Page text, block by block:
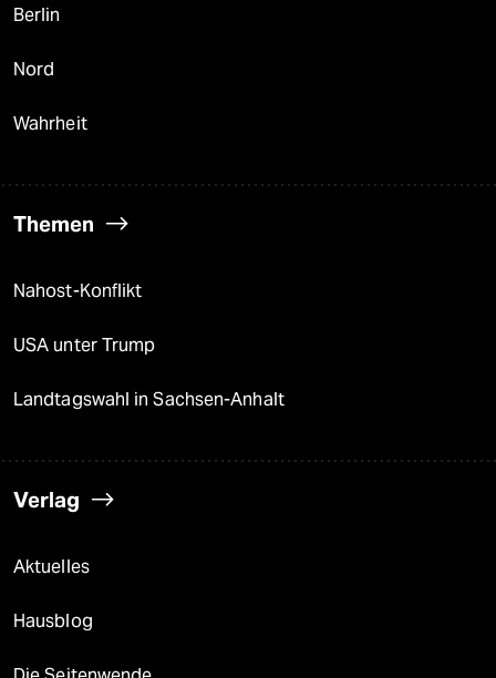
Berlin
Nord
Wahrheit
Themen
Nahost-Konflikt
USA unter Trump
Landtagswahl in Sachsen-Anhalt
Verlag
Aktuelles
Hausblog